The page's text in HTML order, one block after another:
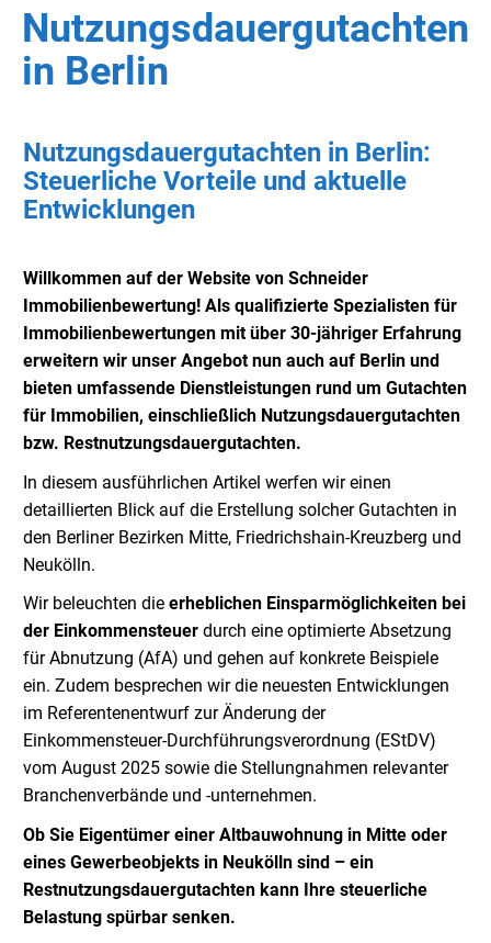
Nutzungsdauergutachten
in Berlin
Nutzungsdauergutachten in Berlin:
Steuerliche Vorteile und aktuelle
Entwicklungen
Willkommen auf der Website von Schneider
Immobilienbewertung! Als qualifizierte Spezialisten für
Immobilienbewertungen mit über 30-jähriger Erfahrung
erweitern wir unser Angebot nun auch auf Berlin und
bieten umfassende Dienstleistungen rund um Gutachten
für Immobilien, einschließlich Nutzungsdauergutachten
bzw. Restnutzungsdauergutachten.
In diesem ausführlichen Artikel werfen wir einen
detaillierten Blick auf die Erstellung solcher Gutachten in
den Berliner Bezirken Mitte, Friedrichshain-Kreuzberg und
Neukölln.
Wir beleuchten die erheblichen Einsparmöglichkeiten bei
der Einkommensteuer durch eine optimierte Absetzung
für Abnutzung (AfA) und gehen auf konkrete Beispiele
ein. Zudem besprechen wir die neuesten Entwicklungen
im Referentenentwurf zur Änderung der
Einkommensteuer-Durchführungsverordnung (EStDV)
vom August 2025 sowie die Stellungnahmen relevanter
Branchenverbände und -unternehmen.
Ob Sie Eigentümer einer Altbauwohnung in Mitte oder
eines Gewerbeobjekts in Neukölln sind – ein
Restnutzungsdauergutachten kann Ihre steuerliche
Belastung spürbar senken.